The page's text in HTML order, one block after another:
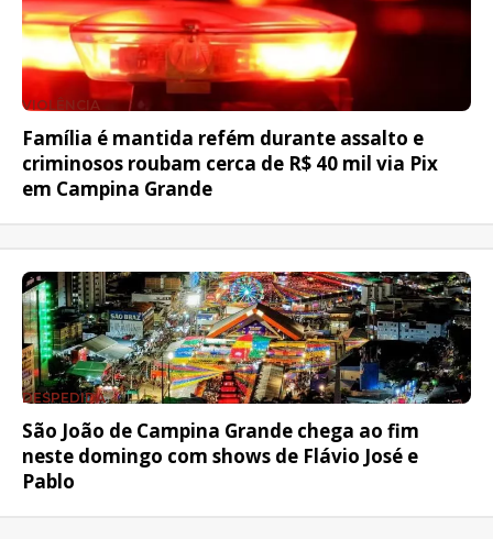
VIOLÊNCIA
Família é mantida refém durante assalto e
criminosos roubam cerca de R$ 40 mil via Pix
em Campina Grande
DESPEDIDA
São João de Campina Grande chega ao fim
neste domingo com shows de Flávio José e
Pablo